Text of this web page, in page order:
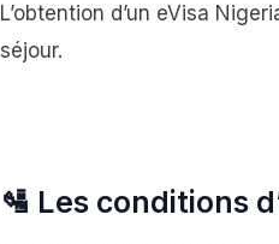
L’obtention d’un eVisa
séjour.
🛂 Les conditions